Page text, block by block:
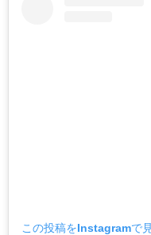
この投稿をInstagramで